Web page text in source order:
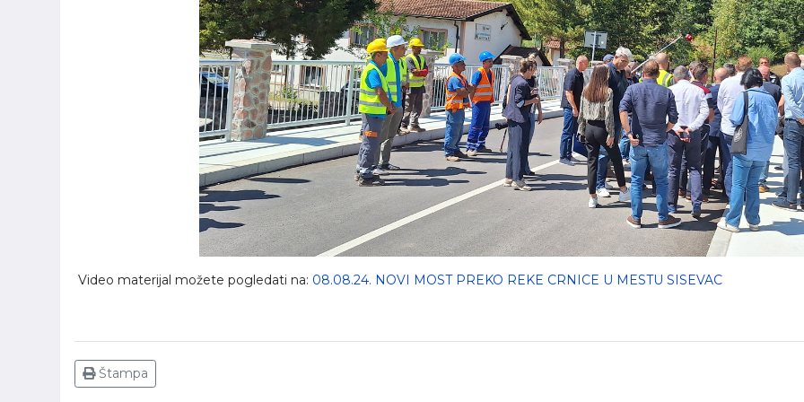
Video materijal možete pogledati na: 08.08.24. NOVI MOST PREKO REKE CRNICE U MESTU SISEVAC
Štampa